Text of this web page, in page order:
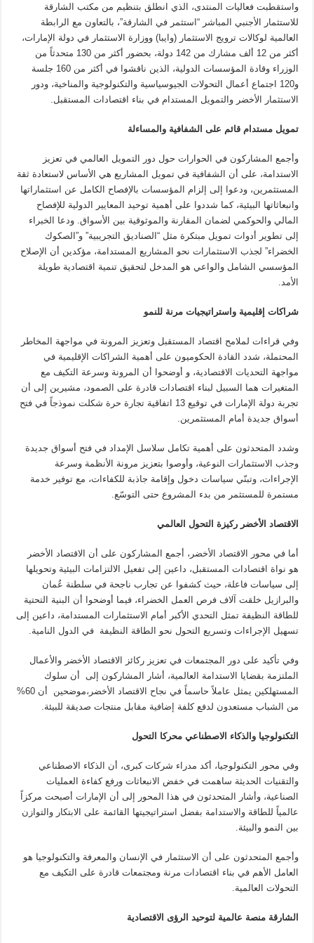
واستقطبت فعاليات المنتدى، الذي انطلق بتنظيم من مكتب الشارقة
للاستثمار الأجنبي المباشر “استثمر في الشارقة”، بالتعاون مع الرابطة
العالمية لوكالات ترويج الاستثمار (وايبا) ووزارة الاستثمار في دولة الإمارات،
أكثر من 12 ألف مشارك من 142 دولة، بحضور أكثر من 130 متحدثاً من
الوزراء وقادة المؤسسات الدولية، الذين ناقشوا في أكثر من 160 جلسة
و120 اجتماع أعمال التحولات الجيوسياسية والتكنولوجية والمناخية، ودور
الاستثمار الأخضر والتمويل المستدام في بناء اقتصادات المستقبل.
تمويل مستدام قائم على الشفافية والمساءلة
وأجمع المشاركون في الحوارات حول دور التمويل العالمي في تعزيز
الاستدامة، على أن الشفافية في تمويل المشاريع هي الأساس لاستعادة ثقة
المستثمرين، ودعوا إلى إلزام المؤسسات بالإفصاح الكامل عن استثماراتها
وانبعاثاتها البيئية، كما شددوا على أهمية توحيد المعايير الدولية للإفصاح
المالي والحوكمي لضمان المقارنة والموثوقية بين الأسواق. ودعا الخبراء
إلى تطوير أدوات تمويل مبتكرة مثل “الصناديق التجريبية” و”الصكوك
الخضراء” لجذب الاستثمارات نحو المشاريع المستدامة، مؤكدين أن الإصلاح
المؤسسي الشامل والواعي هو المدخل لتحقيق تنمية اقتصادية طويلة
الأمد.
شراكات إقليمية واستراتيجيات مرنة للنمو
وفي قراءات لملامح اقتصاد المستقبل وتعزيز المرونة في مواجهة المخاطر
المحتملة، شدد القادة الحكوميون على أهمية الشراكات الإقليمية في
مواجهة التحديات الاقتصادية، و أوضحوا أن المرونة وسرعة التكيف مع
المتغيرات هما السبيل لبناء اقتصادات قادرة على الصمود، مشيرين إلى أن
تجربة دولة الإمارات في توقيع 13 اتفاقية تجارة حرة شكلت نموذجاً في فتح
أسواق جديدة أمام المستثمرين.
وشدد المتحدثون على أهمية تكامل سلاسل الإمداد في فتح أسواق جديدة
وجذب الاستثمارات النوعية، وأوصوا بتعزيز مرونة الأنظمة وسرعة
الإجراءات، وتبنّي سياسات دخول وإقامة جاذبة للكفاءات، مع توفير خدمة
مستمرة للمستثمر من بدء المشروع حتى التوسّع.
الاقتصاد الأخضر ركيزة التحول العالمي
أما في محور الاقتصاد الأخضر، أجمع المشاركون على أن الاقتصاد الأخضر
هو نواة اقتصادات المستقبل، داعين إلى تفعيل الالتزامات البيئية وتحويلها
إلى سياسات فاعلة، حيث كشفوا عن تجارب ناجحة في سلطنة عُمان
والبرازيل خلقت آلاف فرص العمل الخضراء، فيما أوضحوا أن البنية التحتية
للطاقة النظيفة تمثل التحدي الأكبر أمام الاستثمارات المستدامة، داعين إلى
تسهيل الإجراءات وتسريع التحول نحو الطاقة النظيفة في الدول النامية.
وفي تأكيد على دور المجتمعات في تعزيز ركائز الاقتصاد الأخضر والأعمال
الملتزمة بقضايا الاستدامة العالمية، أشار المشاركون إلى أن سلوك
المستهلكين يمثل عاملاً حاسماً في نجاح الاقتصاد الأخضر،موضحين أن 60%
من الشباب مستعدون لدفع كلفة إضافية مقابل منتجات صديقة للبيئة.
التكنولوجيا والذكاء الاصطناعي محركا التحول
وفي محور التكنولوجيا، أكد مدراء شركات كبرى، أن الذكاء الاصطناعي
والتقنيات الحديثة ساهمت في خفض الانبعاثات ورفع كفاءة العمليات
الصناعية، وأشار المتحدثون في هذا المحور إلى أن الإمارات أصبحت مركزاً
عالمياً للطاقة والاستدامة بفضل استراتيجيتها القائمة على الابتكار والتوازن
بين النمو والبيئة.
وأجمع المتحدثون على أن الاستثمار في الإنسان والمعرفة والتكنولوجيا هو
العامل الأهم في بناء اقتصادات مرنة ومجتمعات قادرة على التكيف مع
التحولات العالمية.
الشارقة منصة عالمية لتوحيد الرؤى الاقتصادية